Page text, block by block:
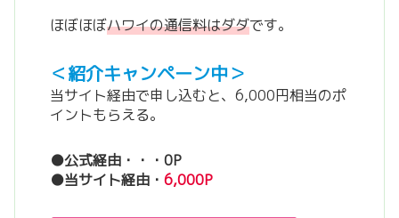
ほぼほぼハワイの通信料はダダです。
＜紹介キャンペーン中＞
当サイト経由で申し込むと、6,000円相当のポ
イントもらえる。
●公式経由・・・0P
●当サイト経由・6,000P